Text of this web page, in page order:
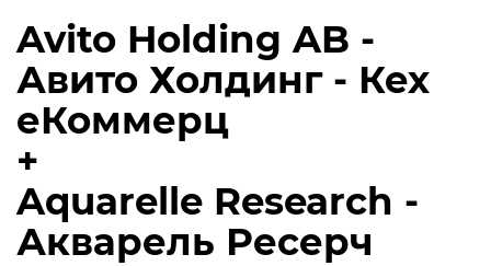
Avito Holding AB -
Авито Холдинг - Кех
еКоммерц
+
Aquarelle Research -
Акварель Ресерч